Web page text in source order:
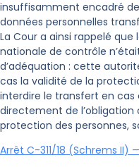
insuffisamment encadré
données personnelles
La Cour a ainsi rappelé
nationale de contrôle
d’adéquation : cette
cas la validité de la
interdire le transfert en cas
directement de l’obligation
protection des personnes,
Arrêt C-311/18 (Schrems II)